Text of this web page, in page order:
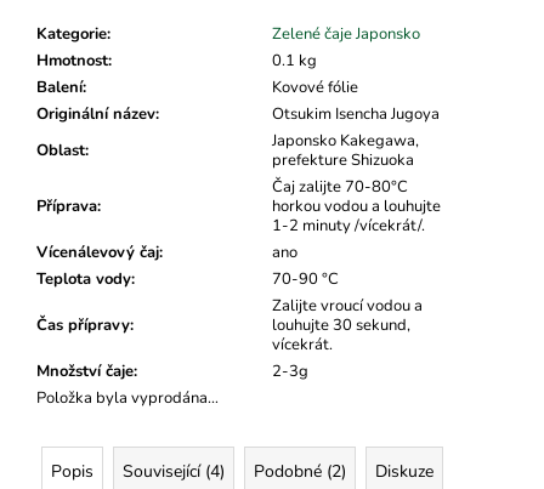
Kategorie:
Zelené čaje Japonsko
Hmotnost:
0.1 kg
Balení:
Kovové fólie
Originální název:
Otsukim Isencha Jugoya
Oblast:
Japonsko Kakegawa,
prefekture Shizuoka
Příprava:
Čaj zalijte 70-80°C
horkou vodou a louhujte
1-2 minuty /vícekrát/.
Vícenálevový čaj:
ano
Teplota vody: 70-90 °C
Čas přípravy:
Zalijte vroucí vodou a
louhujte 30 sekund,
vícekrát.
Množství čaje:
2-3g
Položka byla vyprodána…
Popis Související (4) Podobné (2) Diskuze
m